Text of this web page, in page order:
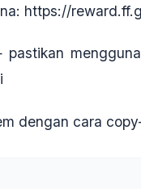
https://
dengan cara